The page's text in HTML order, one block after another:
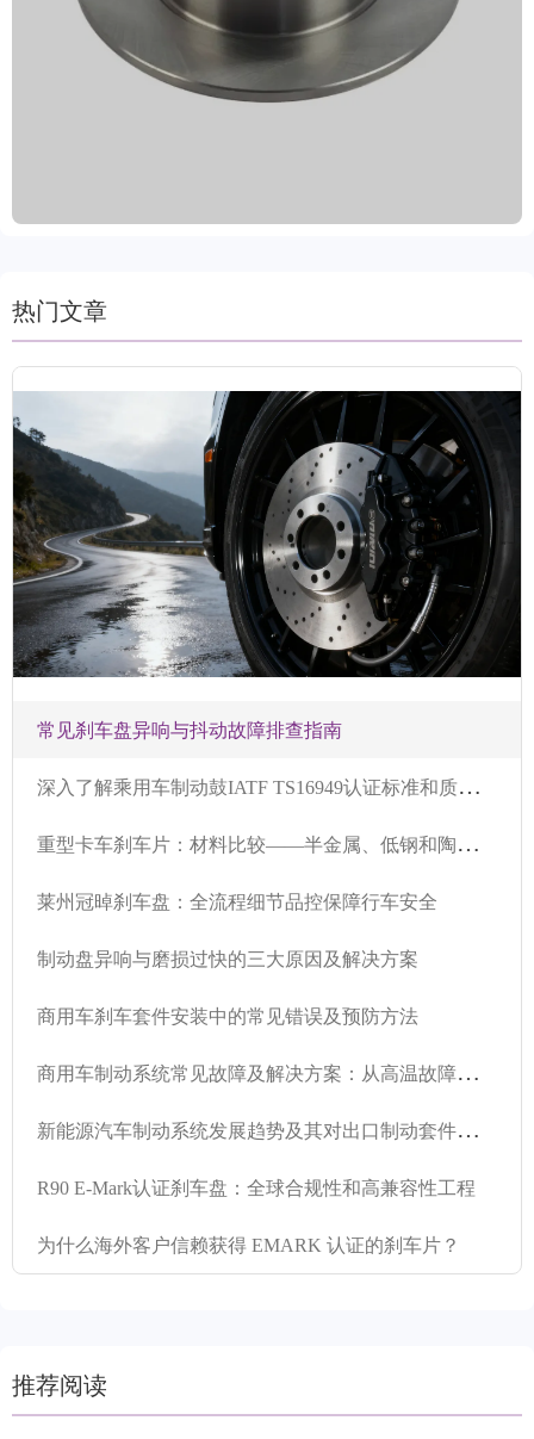
配全球99%以上车型，满足不同市场法规要求。表面
采用油封、喷涂或涂层防锈工艺，有效抵御潮湿与腐
蚀环境，延长使用寿命，适应各种气候条件。支持定
制服务，颜色可选灰色、黑色、金属色及金色，灵活
热门文章
常见刹车盘异响与抖动故障排查指南
深
入了解乘用车制动鼓IATF TS16949认证标准和质量控制流程
重
型卡车刹车片：材料比较——半金属、低钢和陶瓷性能分析
莱州冠晫刹车盘：全流程细节品控保障行车安全
制动盘异响与磨损过快的三大原因及解决方案
商用车刹车套件安装中的常见错误及预防方法
商
用车制动系统常见故障及解决方案：从高温故障到噪音和灰尘问题的完整指南
新
能源汽车制动系统发展趋势及其对出口制动套件设计的影响
R90 E-Mark认证刹车盘：全球合规性和高兼容性工程
为什么海外客户信赖获得 EMARK 认证的刹车片？
推荐阅读